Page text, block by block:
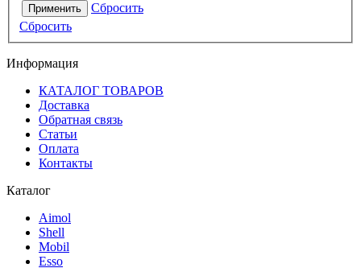
Применить
Сбросить
Сбросить
Информация
КАТАЛОГ ТОВАРОВ
Доставка
Обратная связь
Статьи
Оплата
Контакты
Каталог
Aimol
Shell
Mobil
Esso